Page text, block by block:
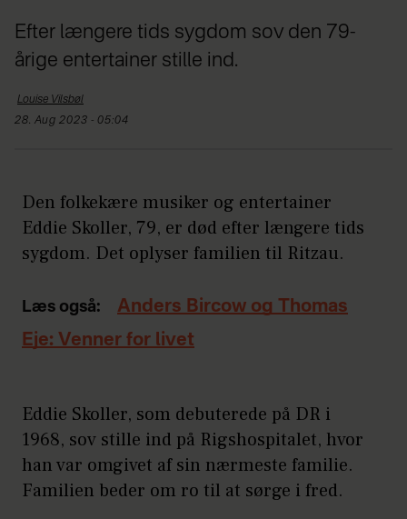
Efter længere tids sygdom sov den 79-
årige entertainer stille ind.
Louise Vilsbøl
28. Aug 2023 - 05:04
Den folkekære musiker og entertainer
Eddie Skoller, 79, er død efter længere tids
sygdom. Det oplyser familien til Ritzau.
Læs også:
Anders Bircow og Thomas
Eje: Venner for livet
Eddie Skoller, som debuterede på DR i
1968, sov stille ind på Rigshospitalet, hvor
han var omgivet af sin nærmeste familie.
Familien beder om ro til at sørge i fred.